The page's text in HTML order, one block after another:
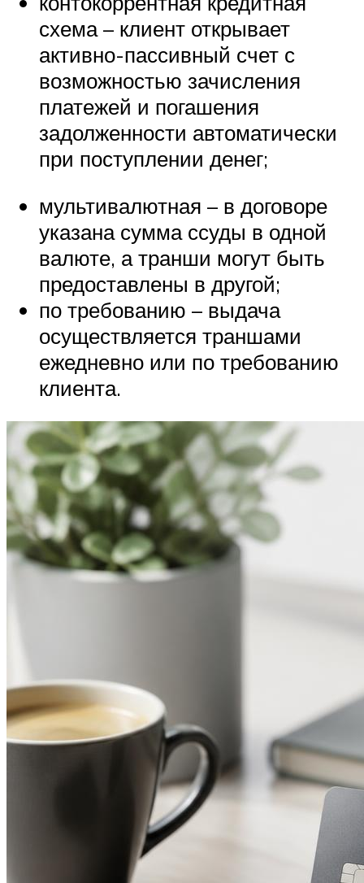
схема – клиент открывает
активно-пассивный счет с
возможностью зачисления
платежей и погашения
задолженности автоматически
при поступлении денег;
мультивалютная – в договоре
указана сумма ссуды в одной
валюте, а транши могут быть
предоставлены в другой;
по требованию – выдача
осуществляется траншами
ежедневно или по требованию
клиента.